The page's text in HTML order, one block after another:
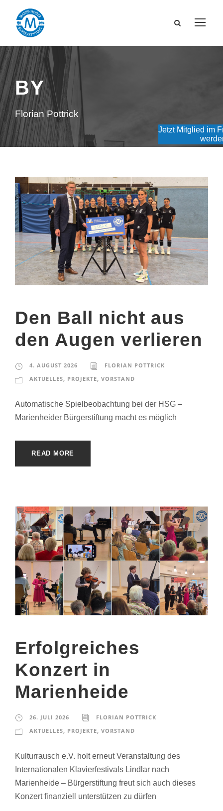
BY
Florian Pottrick
Den Ball nicht aus
den Augen verlieren
4. AUGUST 2026
FLORIAN POTTRICK
AKTUELLES, PROJEKTE, VORSTAND
Automatische Spielbeobachtung bei der HSG –
Marienheider Bürgerstiftung macht es möglich
READ MORE
Erfolgreiches
Konzert in
Marienheide
26. JULI 2026
FLORIAN POTTRICK
AKTUELLES
PROJEKTE VORSTAND
Kulturrausch e.V. holt erneut Veranstaltung des
Internationalen Klavierfestivals Lindlar nach
Marienheide – Bürgerstiftung freut sich auch dieses
Konzert finanziell unterstützen zu dürfen
Jetzt Mitglied im